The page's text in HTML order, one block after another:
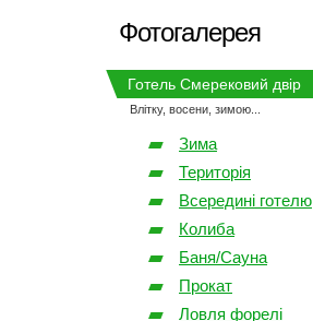
Фотогалерея
Готель Смерековий двір
Влітку, восени, зимою...
Зима
Територія
Всередині готелю
Колиба
Баня/Сауна
Прокат
Ловля форелі
Дякуємо за розуміння.
його найближчим часом!